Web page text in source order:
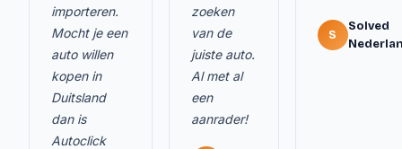
importeren.
Mocht je een
auto willen
kopen in
Duitsland
dan is
Autoclick
zoeken
van de
juiste auto.
Al met al
een
aanrader!
S
Solved